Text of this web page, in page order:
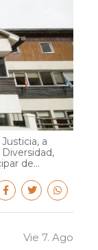
a
de...
Vie 7. Ago